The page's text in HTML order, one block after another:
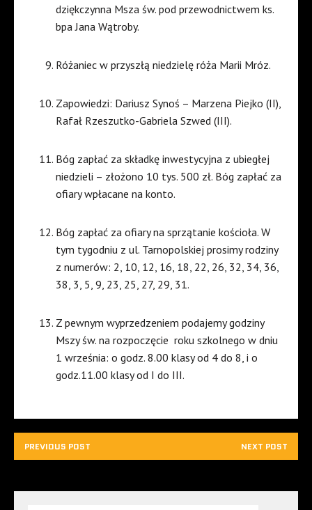
dziękczynna Msza św. pod przewodnictwem ks.
bpa Jana Wątroby.
Różaniec w przyszłą niedzielę róża Marii Mróz.
Zapowiedzi: Dariusz Synoś – Marzena Piejko (II),
Rafał Rzeszutko-Gabriela Szwed (III).
Bóg zapłać za składkę inwestycyjna z ubiegłej
niedzieli – złożono 10 tys. 500 zł. Bóg zapłać za
ofiary wpłacane na konto.
Bóg zapłać za ofiary na sprzątanie kościoła. W
tym tygodniu z ul. Tarnopolskiej prosimy rodziny
z numerów: 2, 10, 12, 16, 18, 22, 26, 32, 34, 36,
38, 3, 5, 9, 23, 25, 27, 29, 31.
Z pewnym wyprzedzeniem podajemy godziny
Mszy św. na rozpoczęcie roku szkolnego w dniu
1 września: o godz. 8.00 klasy od 4 do 8, i o
godz.11.00 klasy od I do III.
PREVIOUS POST NEXT POST